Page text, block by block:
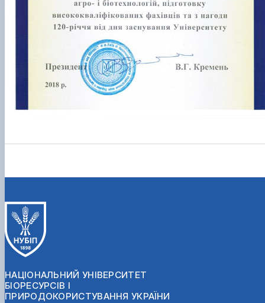
НАЦІОНАЛЬНИЙ УНІВЕРСИТЕТ
БІОРЕСУРСІВ І
ПРИРОДОКОРИСТУВАННЯ УКРАЇНИ